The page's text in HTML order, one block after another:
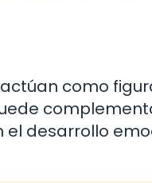
como
el desarrollo